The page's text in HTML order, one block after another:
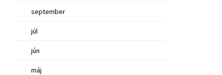
september
júl
jún
máj